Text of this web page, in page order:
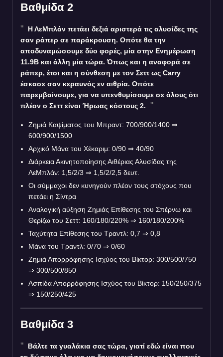
Βαθμίδα 2
Η ΛεΜπλάν πετάει δεξιά αριστερά τις αλυσίδες της
σαν ράπερ σε παράκρουση. Οπότε θα την
αποδυναμώσουμε δύο φορές, μία στην Ενημέρωση
11.9B και άλλη μία τώρα. Όπως και η αναφορά σε
ράπερ, έτσι και η σύνθεση με τον Σεττ ως Carry
έσκασε σαν κεραυνός εν αιθρία. Οπότε
παρεμβαίνουμε, για να υπενθυμίσουμε σε όλους ότι
πλέον ο Σεττ είναι Ήρωας κόστους 2.
Ζημιά Καψίματος του Μπραντ: 700/900/1400 ⇒
600/900/1500
Αρχικό Μάνα του Χέκαριμ: 0/90 ⇒ 40/90
Διάρκεια Ακινητοποίησης Αιθέριας Αλυσίδας της
ΛεΜπλάν: 1,5/2/3 ⇒ 1,5/2/2,5 δευτ.
Οι σύμμαχοι δεν κυνηγούν πλέον τους στόχους που
πετάει η Σίντρα
Αναλογική αύξηση Ζημιάς Επίθεσης του Σπέρνω και
Θερίζω του Σεττ: 160/180/220% ⇒ 160/180/200%
Ταχύτητα Επίθεσης του Τραντλ: 0,7 ⇒ 0,8
Μάνα του Τραντλ: 0/70 ⇒ 0/60
Ζημιά Απορρόφησης Ισχύος του Βίκτορ: 300/500/750
⇒ 300/500/850
Ασπίδα Απορρόφησης Ισχύος του Βίκτορ: 150/250/375
⇒ 150/250/425
Βαθμίδα 3
Βάλτε τα γυαλάκια σας τώρα, γιατί εδώ είναι που